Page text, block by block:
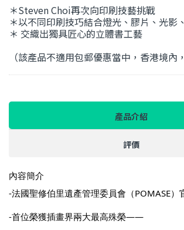
＊Steven Choi再次向印刷技藝挑戰
＊以不同印刷技巧結合燈光、膠片、光影
＊ 交織出獨具匠心的立體書工藝
（該產品不適用包郵優惠當中，香港境內
產品介紹
評價
內容簡介
-法國聖修伯里遺產管理委員會（POMASE）
-首位榮獲插畫界兩大最高殊榮——